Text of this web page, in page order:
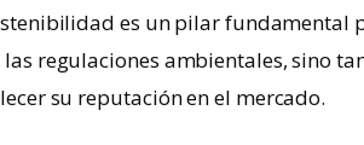
es un pilar fundamental
regulaciones ambientales, sino
su reputación en el mercado.